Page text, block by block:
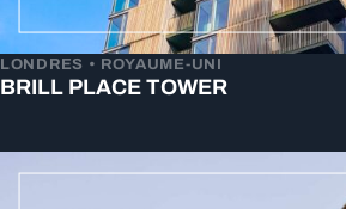
BRILL PLACE TOWER
LONDRES • ROYAUME-UNI